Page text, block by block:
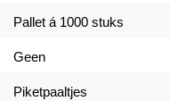
Pallet á 1000 stuks
Geen
Piketpaaltjes